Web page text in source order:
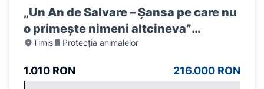
„Un An de Salvare – Șansa pe care nu
o primește nimeni altcineva”
(Campanie anuală pentru
animalelor abandonate)
Timiș Protecția animalelor
1.010 RON 216.000 RON